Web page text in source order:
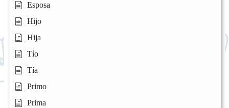
Esposa
Hijo
Hija
Tío
Tía
Primo
Prima